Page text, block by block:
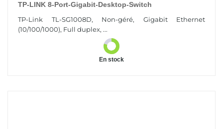
TP-LINK 8-Port-Gigabit-Desktop-Switch
TP-Link TL-SG1008D, Non-géré, Gigabit Ethernet
(10/100/1000), Full duplex, ...
En stock